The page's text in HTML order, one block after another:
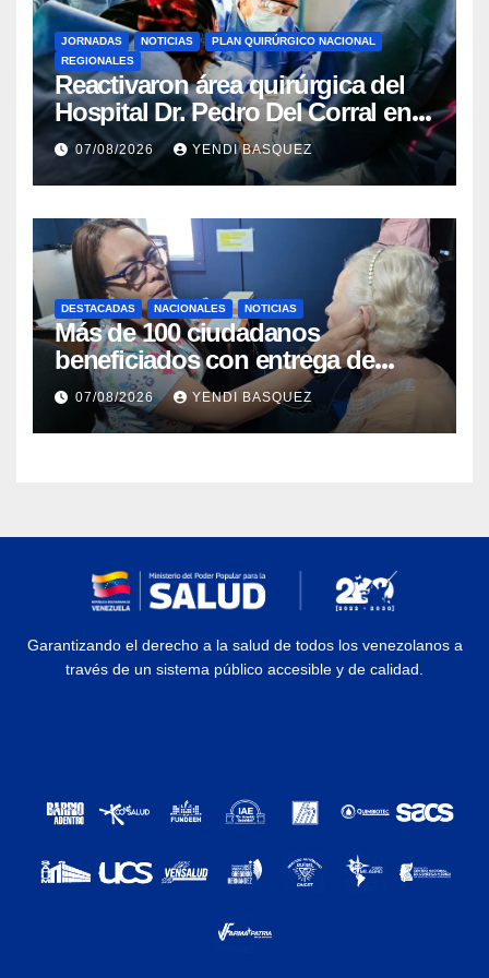
JORNADAS NOTICIAS
PLAN QUIRÚRGICO NACIONAL
REGIONALES
Reactivaron área quirúrgica del
Hospital Dr. Pedro Del Corral en
Guárico
07/08/2026 YENDI BASQUEZ
DESTACADAS NACIONALES NOTICIAS
Más de 100 ciudadanos
beneficiados con entrega de
prótesis auditivas en el Centro de
Rehabilitación J.J. Arvelo
07/08/2026 YENDI BASQUEZ
Garantizando el derecho a la salud de todos los venezolanos a
través de un sistema público accesible y de calidad.